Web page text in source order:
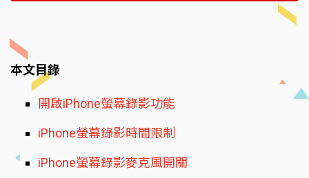
本文目錄
開啟iPhone螢幕錄影功能
iPhone螢幕錄影時間限制
iPhone螢幕錄影麥克風開關